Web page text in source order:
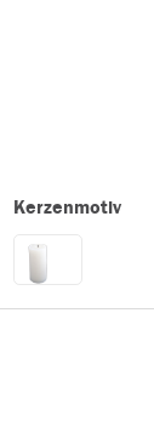
Kerzenmotiv